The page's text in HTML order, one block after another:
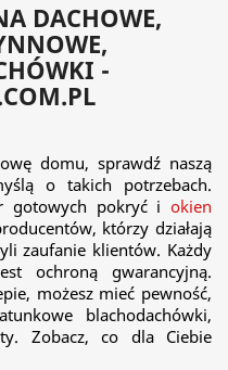
DACHOWE,
-
domu, sprawdź naszą
o takich potrzebach.
gotowych pokryć i okien
którzy działają
zaufanie klientów. Każdy
ochroną gwarancyjną.
możesz mieć pewność,
blachodachówki,
Zobacz, co dla Ciebie